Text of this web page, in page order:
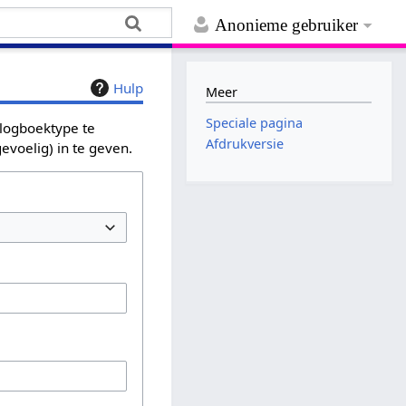
Anonieme gebruiker
Hulp
te
in te geven.
Meer
Speciale pagina
Afdrukversie